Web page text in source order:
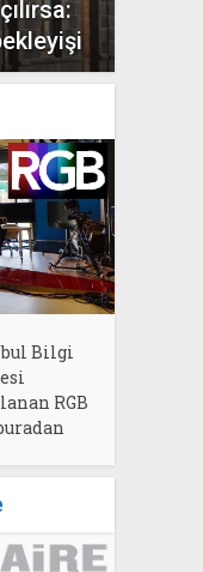
Bilgi
RGB